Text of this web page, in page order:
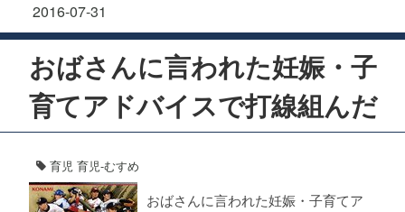
2016-07-31
おばさんに言われた妊娠・子
育てアドバイスで打線組んだ
育児 育児-むすめ
おばさんに言われた妊娠・子育てア